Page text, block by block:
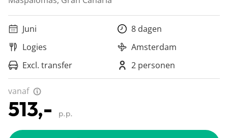
Juni
8 dagen
Logies
Amsterdam
Excl. transfer
2 personen
vanaf
513,- p.p.